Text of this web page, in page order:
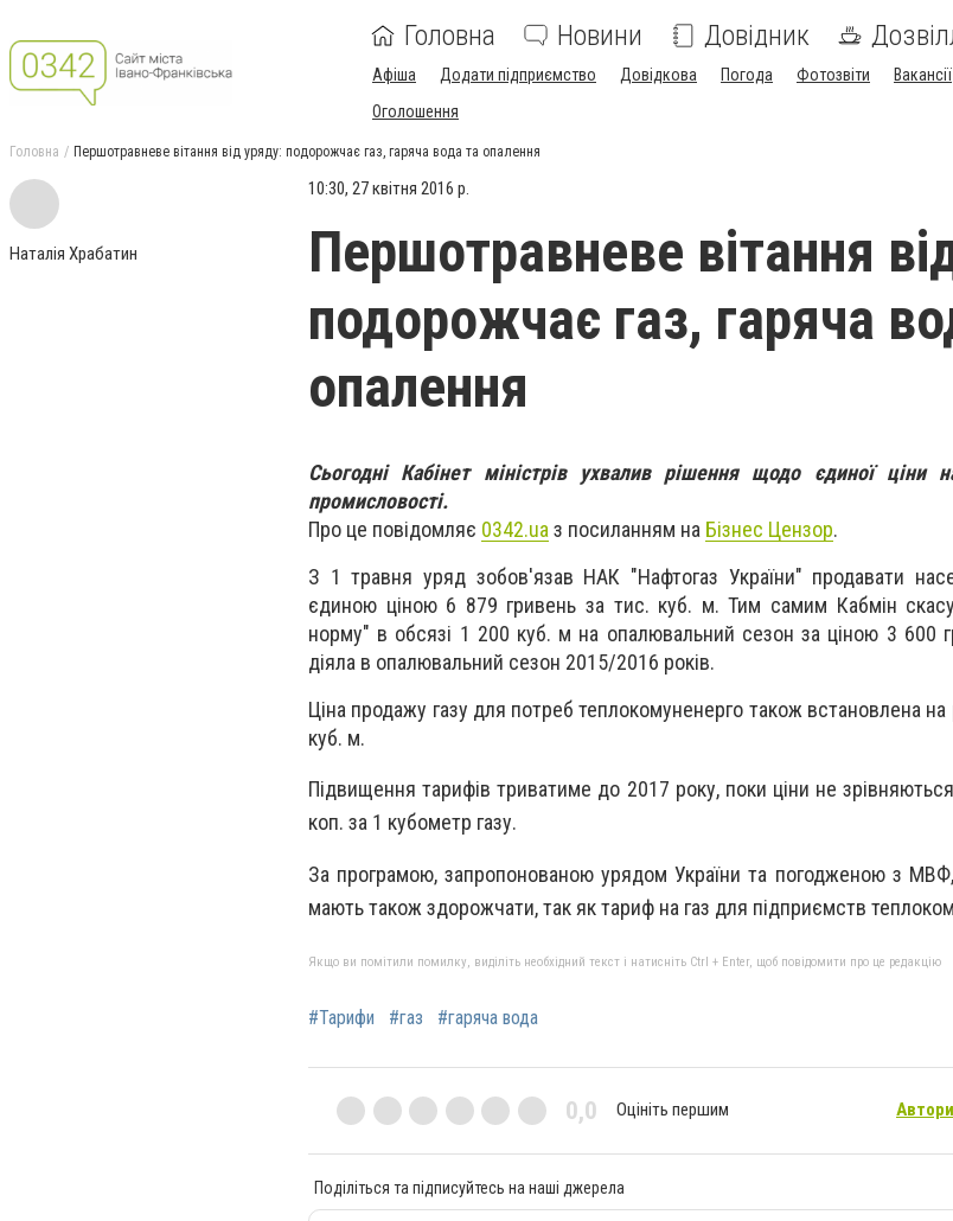
Головна Новини Довідник
Афіша Додати підприємство Довідкова Погода Фотозвіти Вакансії
Оголошення
Головна Першотравневе вітання від уряду: подорожчає газ, гаряча вода та опалення
Наталія Храбатин
10:30, 27 квітня 2016 р.
Першотравневе вітання
подорожчає газ, гаряча
опалення
Сьогодні Кабінет міністрів ухвалив рішення щодо єдиної ціни
промисловості.
Про це повідомляє 0342.ua з посиланням на Бізнес Цензор.
З 1 травня уряд зобов'язав НАК "Нафтогаз України" продавати
єдиною ціною 6 879 гривень за тис. куб. м. Тим самим Кабмін
норму" в обсязі 1 200 куб. м на опалювальний сезон за ціною 3 600
діяла в опалювальний сезон 2015/2016 років.
Ціна продажу газу для потреб теплокомуненерго також встановлена на
куб. м.
Підвищення тарифів триватиме до 2017 року, поки ціни не
коп. за 1 кубометр газу.
За програмою, запропонованою урядом України та погодженою з
мають також здорожчати, так як тариф на газ для підприємств
Якщо ви помітили помилку, виділіть необхідний текст і натисніть Ctrl + Enter, щоб повідомити про це редакцію
#Тарифи #газ #гаряча вода
0,0 Оцініть першим
Поділіться та підписуйтесь на наші джерела